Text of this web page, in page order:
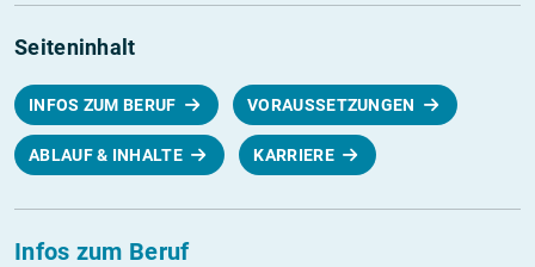
Seiteninhalt
INFOS ZUM BERUF VORAUSSETZUNGEN
ABLAUF & INHALTE KARRIERE
Infos zum Beruf